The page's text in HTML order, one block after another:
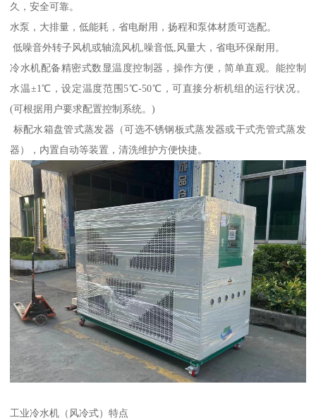
久，安全可靠。
水泵，大排量，低能耗，省电耐用，扬程和泵体材质可选配。
低噪音外转子风机或轴流风机,噪音低,风量大，省电环保耐用。
冷水机配备精密式数显温度控制器，操作方便，简单直观。能控制
水温±1℃，设定温度范围5℃-50℃，可直接分析机组的运行状况。
(可根据用户要求配置控制系统。)
标配水箱盘管式蒸发器（可选不锈钢板式蒸发器或干式壳管式蒸发
器），内置自动等装置，清洗维护方便快捷。
工业冷水机（风冷式）特点